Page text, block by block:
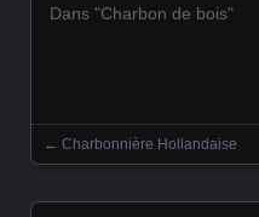
Dans "Charbon de bois"
Posts navigation
← Charbonnière Hollandaise